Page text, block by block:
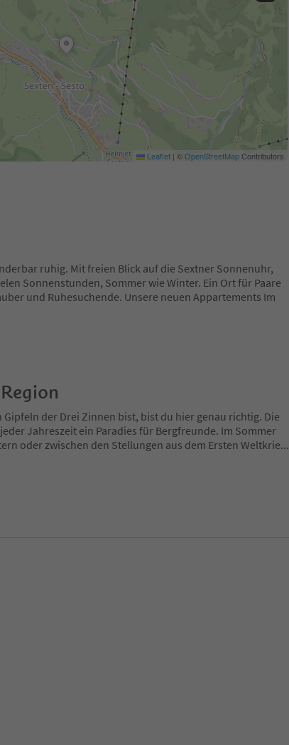
Leaflet | ©OpenStreetMapContributors
ruhig. Mit freien Blick auf die Sextner Sonnenuhr,
Sonnenstunden, Sommer wie Winter. Ein Ort für Paare
und Ruhesuchende. Unsere neuen Appartements Im
Gipfeln der Drei Zinnen bist, bist du hier genau richtig. Die
Jahreszeit ein Paradies für Bergfreunde. Im Sommer
oder zwischen den Stellungen aus dem Ersten Weltkrie...